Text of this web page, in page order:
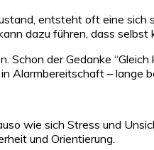
entsteht oft eine
dazu führen, dass selbst
der Gedanke
Alarmbereitschaft – lange
wie sich Stress und
und Orientierung.